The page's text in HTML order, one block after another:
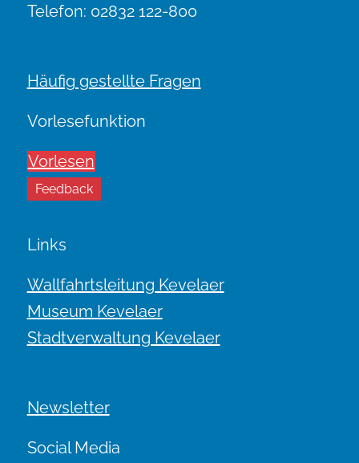
Telefon: 02832 122-800
Häufig gestellte Fragen
Vorlesefunktion
Vorlesen
Feedback
Links
Wallfahrtsleitung Kevelaer
Museum Kevelaer
Stadtverwaltung Kevelaer
Newsletter
Social Media